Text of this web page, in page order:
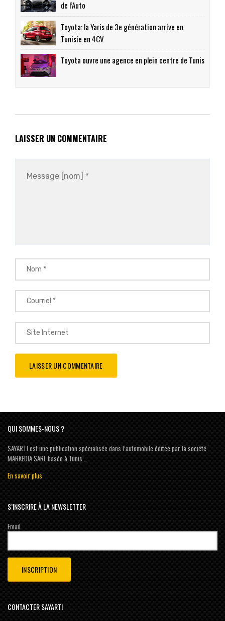
de l’Auto
Toyota: la Yaris de 3e génération arrive en
Tunisie en 4CV
Toyota ouvre une agence en plein centre de Tunis
LAISSER UN COMMENTAIRE
QUI SOMMES-NOUS ?
SAYARTI est une publication spécialisée dans l’automobile éditée par la société
MARKEDIA SARL basée à Tunis …
En savoir plus
S’INSCRIRE À LA NEWSLETTER
Email
CONTACTER SAYARTI